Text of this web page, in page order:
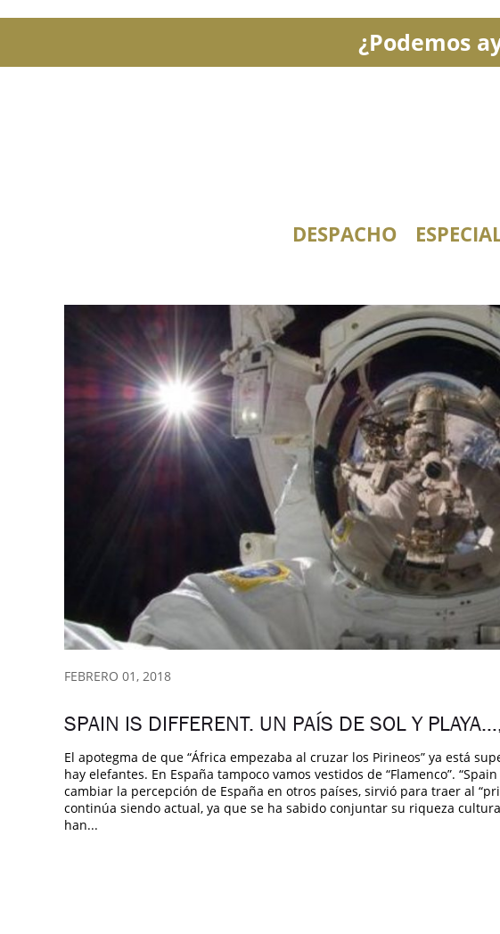
¿Podemos
DESPACHO
FEBRERO 01, 2018
SPAIN IS DIFFERENT. UN PAÍS DE SOL Y
El apotegma de que “África empezaba al cruzar los Pirineos” ya está
hay elefantes. En España tampoco vamos vestidos de “Flamenco”.
cambiar la percepción de España en otros países, sirvió para traer al
continúa siendo actual, ya que se ha sabido conjuntar su riqueza
han...